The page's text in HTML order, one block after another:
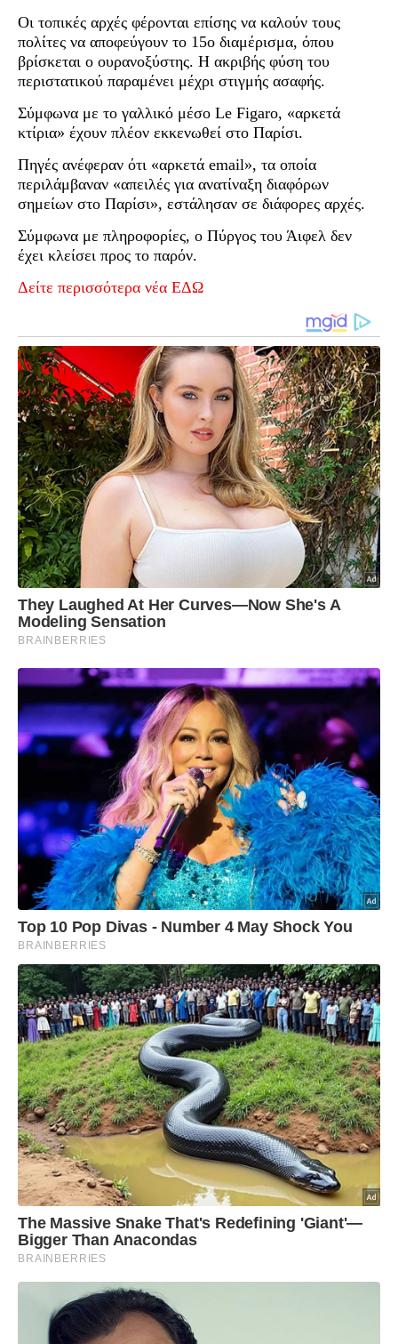
Οι τοπικές αρχές φέρονται επίσης να καλούν τους
πολίτες να αποφεύγουν το 15ο διαμέρισμα, όπου
βρίσκεται ο ουρανοξύστης. Η ακριβής φύση του
περιστατικού παραμένει μέχρι στιγμής ασαφής.
Σύμφωνα με το γαλλικό μέσο Le Figaro, «αρκετά
κτίρια» έχουν πλέον εκκενωθεί στο Παρίσι.
Πηγές ανέφεραν ότι «αρκετά email», τα οποία
περιλάμβαναν «απειλές για ανατίναξη διαφόρων
σημείων στο Παρίσι», εστάλησαν σε διάφορες αρχές.
Σύμφωνα με πληροφορίες, ο Πύργος του Άιφελ δεν
έχει κλείσει προς το παρόν.
Δείτε περισσότερα νέα ΕΔΩ